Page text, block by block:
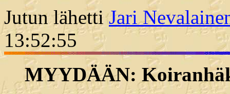
Jutun lähettiJari
13:52:55
MYYDÄÄN: